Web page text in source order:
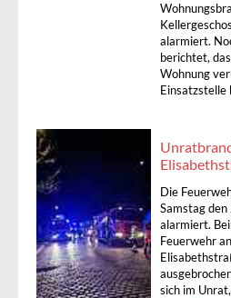
alarmiert.
berichtet,
Wohnung
Einsatzstelle
Die
Samstag
alarmiert.
Feuerwehr
sich im